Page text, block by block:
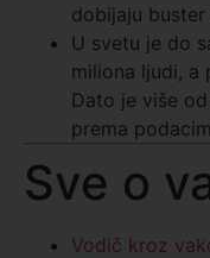
dobijaju
U svetu je do
miliona ljudi, a
Dato je više
prema
Sve o
Vodič kroz